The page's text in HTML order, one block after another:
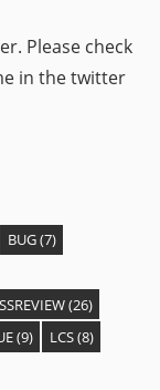
Please check
in the twitter
BUG(7)
(26)
(9) LCS(8)